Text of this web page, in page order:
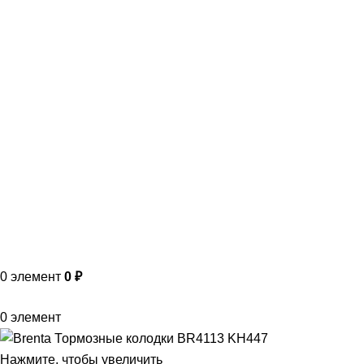
0 элемент 0 ₽
0 элемент
Нажмите, чтобы увеличить